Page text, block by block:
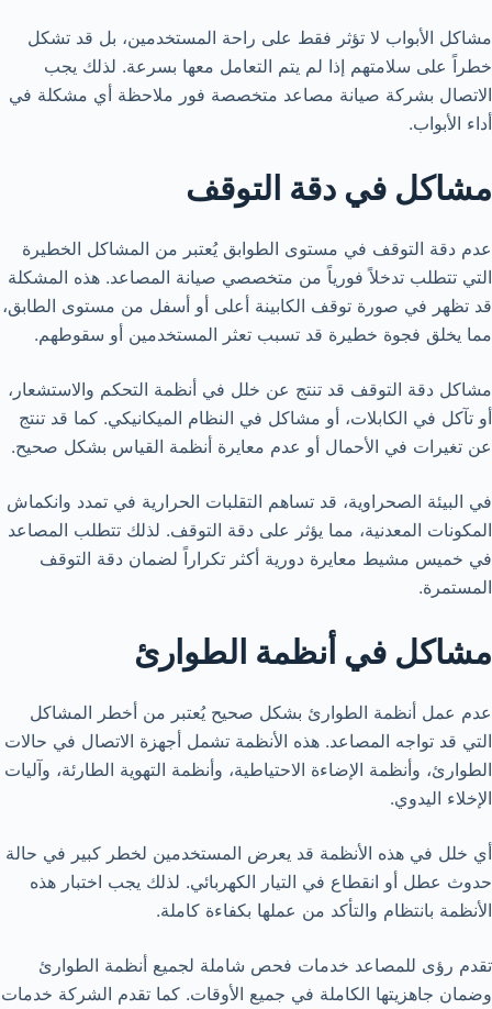
مشاكل الأبواب لا تؤثر فقط على راحة المستخدمين، بل قد تشكل
خطراً على سلامتهم إذا لم يتم التعامل معها بسرعة. لذلك يجب
الاتصال بشركة صيانة مصاعد متخصصة فور ملاحظة أي مشكلة في
أداء الأبواب.
مشاكل في دقة التوقف
عدم دقة التوقف في مستوى الطوابق يُعتبر من المشاكل الخطيرة
التي تتطلب تدخلاً فورياً من متخصصي صيانة المصاعد. هذه المشكلة
قد تظهر في صورة توقف الكابينة أعلى أو أسفل من مستوى الطابق،
مما يخلق فجوة خطيرة قد تسبب تعثر المستخدمين أو سقوطهم.
مشاكل دقة التوقف قد تنتج عن خلل في أنظمة التحكم والاستشعار،
أو تآكل في الكابلات، أو مشاكل في النظام الميكانيكي. كما قد تنتج
عن تغيرات في الأحمال أو عدم معايرة أنظمة القياس بشكل صحيح.
في البيئة الصحراوية، قد تساهم التقلبات الحرارية في تمدد وانكماش
المكونات المعدنية، مما يؤثر على دقة التوقف. لذلك تتطلب المصاعد
في خميس مشيط معايرة دورية أكثر تكراراً لضمان دقة التوقف
المستمرة.
مشاكل في أنظمة الطوارئ
عدم عمل أنظمة الطوارئ بشكل صحيح يُعتبر من أخطر المشاكل
التي قد تواجه المصاعد. هذه الأنظمة تشمل أجهزة الاتصال في حالات
الطوارئ، وأنظمة الإضاءة الاحتياطية، وأنظمة التهوية الطارئة، وآليات
الإخلاء اليدوي.
أي خلل في هذه الأنظمة قد يعرض المستخدمين لخطر كبير في حالة
حدوث عطل أو انقطاع في التيار الكهربائي. لذلك يجب اختبار هذه
الأنظمة بانتظام والتأكد من عملها بكفاءة كاملة.
تقدم رؤى للمصاعد خدمات فحص شاملة لجميع أنظمة الطوارئ
وضمان جاهزيتها الكاملة في جميع الأوقات. كما تقدم الشركة خدمات